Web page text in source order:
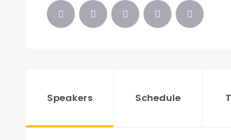
Speakers Schedule